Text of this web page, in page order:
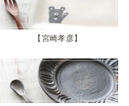
宮崎孝彦